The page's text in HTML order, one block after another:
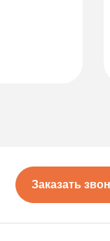
Заказать